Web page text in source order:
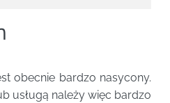
obecnie bardzo nasycony.
usługą należy więc bardzo